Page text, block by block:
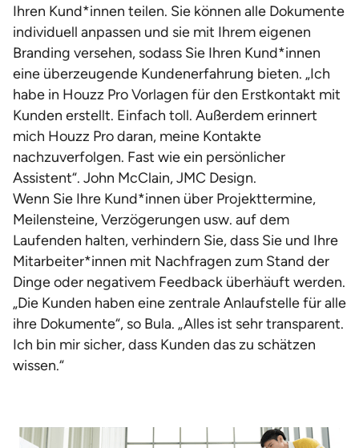
Ihren Kund*innen teilen. Sie können alle Dokumente
individuell anpassen und sie mit Ihrem eigenen
Branding versehen, sodass Sie Ihren Kund*innen
eine überzeugende Kundenerfahrung bieten. „Ich
habe in Houzz Pro Vorlagen für den Erstkontakt mit
Kunden erstellt. Einfach toll. Außerdem erinnert
mich Houzz Pro daran, meine Kontakte
nachzuverfolgen. Fast wie ein persönlicher
Assistent“. John McClain, JMC Design.
Wenn Sie Ihre Kund*innen über Projekttermine,
Meilensteine, Verzögerungen usw. auf dem
Laufenden halten, verhindern Sie, dass Sie und Ihre
Mitarbeiter*innen mit Nachfragen zum Stand der
Dinge oder negativem Feedback überhäuft werden.
„Die Kunden haben eine zentrale Anlaufstelle für alle
ihre Dokumente“, so Bula. „Alles ist sehr transparent.
Ich bin mir sicher, dass Kunden das zu schätzen
wissen.“